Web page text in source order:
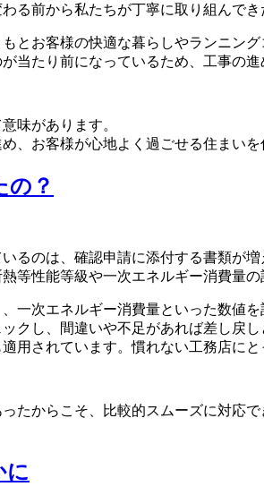
る前から私たちが丁寧に取り組んでき
とお客様の快適な暮らしやランニン
たり前になっているため、工事の進
味があります。
お客様が心地よく過ごせる住まいを
の？
るのは、確認申請に添付する書類が
性能等級や一次エネルギー消費量
一次エネルギー消費量といった数値
クし、間違いや不足があれば差し戻し
用されています。慣れない工務店に
たからこそ、比較的スムーズに対応
に